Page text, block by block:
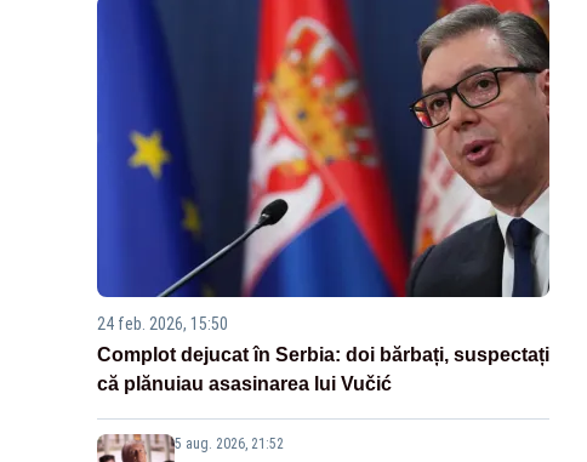
24 feb. 2026, 15:50
Complot dejucat în Serbia: doi bărbați, suspectați
că plănuiau asasinarea lui Vučić
5 aug. 2026, 21:52